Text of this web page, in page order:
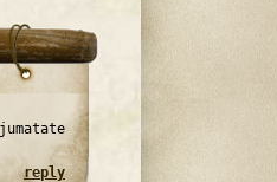
reply